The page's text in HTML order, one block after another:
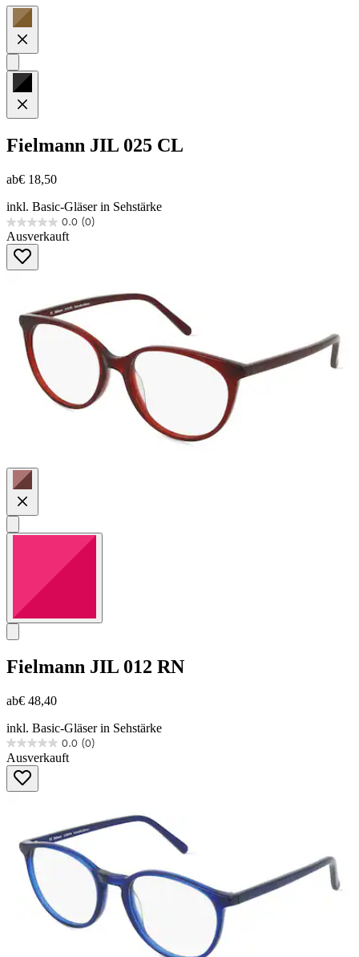
Fielmann JIL 025 CL
ab€ 18,50
inkl. Basic-Gläser in Sehstärke
0.0 (0)
0.0
von
Sternen.
Ausverkauft
Fielmann JIL 012 RN
ab€ 48,40
inkl. Basic-Gläser in Sehstärke
0.0 (0)
0.0
von
Sternen.
Ausverkauft